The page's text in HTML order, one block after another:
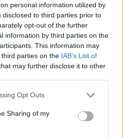
personal information utilized by
to third parties prior to
opt-out of the further
information by third parties on the
This information may
parties on the IAB’s List of
may further disclose it to other
app uses one or more Google
behaviour. You may click to
and its third-party tags to
purposes in below Google
Opt Outs
Sharing of my
προετοιμασία
εκπαιδευτικού
για τηνΠανεπιστημιακή
είναι η μόνη που τελεί υπό
δημόσιου Πανεπιστημίου
την ύλη εδώ μαζί με